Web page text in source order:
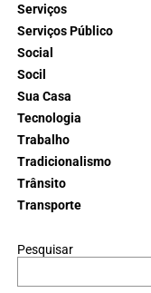
Serviços
Serviços Público
Social
Socil
Sua Casa
Tecnologia
Trabalho
Tradicionalismo
Trânsito
Transporte
Pesquisar